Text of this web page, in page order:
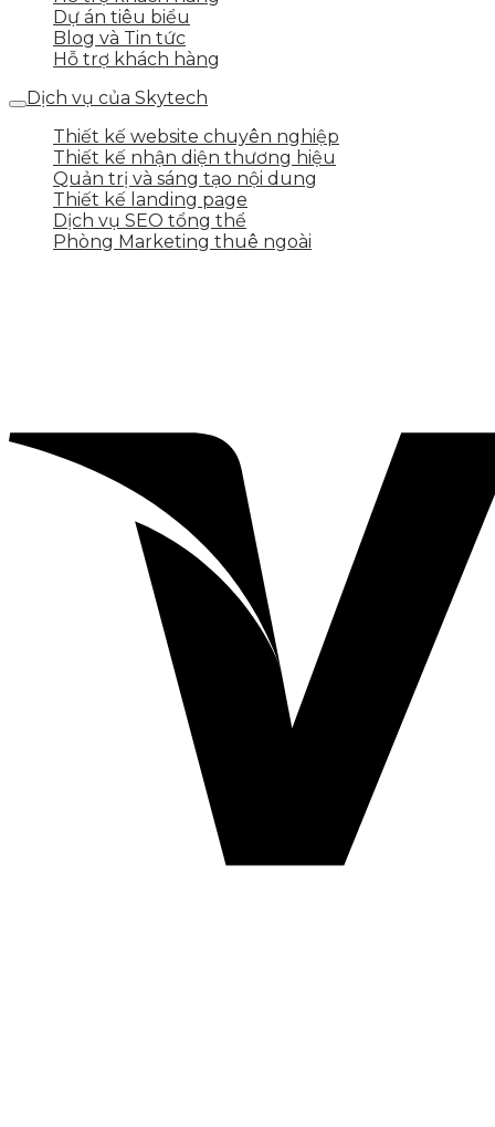
Dự án tiêu biểu
Blog và Tin tức
Hỗ trợ khách hàng
Dịch vụ của Skytech
Thiết kế website chuyên nghiệp
Thiết kế nhận diện thương hiệu
Quản trị và sáng tạo nội dung
Thiết kế landing page
Dịch vụ SEO tổng thể
Phòng Marketing thuê ngoài